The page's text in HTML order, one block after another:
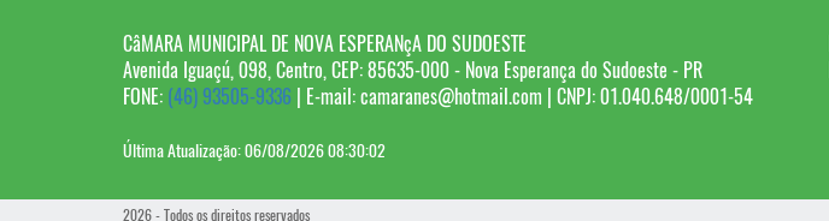
CâMARA MUNICIPAL DE NOVA ESPERANçA DO SUDOESTE
Avenida Iguaçú, 098, Centro, CEP: 85635-000 - Nova Esperança do Sudoeste - PR
FONE: (46) 93505-9336 | E-mail: camaranes@hotmail.com | CNPJ: 01.040.648/0001-54
Última Atualização: 06/08/2026 08:30:02
2026 - Todos os direitos reservados